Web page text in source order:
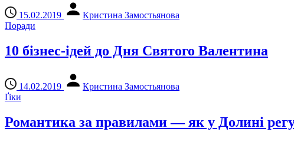
15.02.2019
Кристина Замостьянова
Поради
10 бізнес-ідей до Дня Святого Валентина
14.02.2019
Кристина Замостьянова
Ґіки
Романтика за правилами — як у Долині